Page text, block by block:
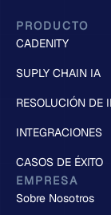
PRODUCTO
CADENITY
SUPLY CHAIN IA
RESOLUCIÓN DE
INTEGRACIONES
CASOS DE ÉXITO
EMPRESA
Sobre Nosotros